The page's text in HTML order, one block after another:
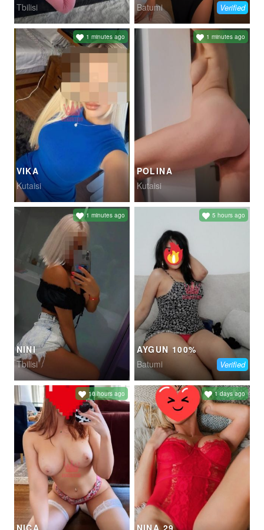
Tbilisi
Batumi
Verified
VIKA
Kutaisi
1 minutes ago
POLINA
Kutaisi
1 minutes ago
NINI
Tbilisi
1 minutes ago
AYGUN 100%
Batumi
5 hours ago
Verified
NICA
10 hours ago
NINA 29
1 days ago